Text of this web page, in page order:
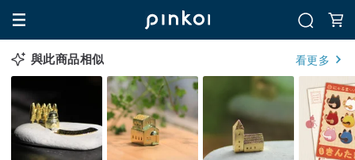
與此商品相似 看更多